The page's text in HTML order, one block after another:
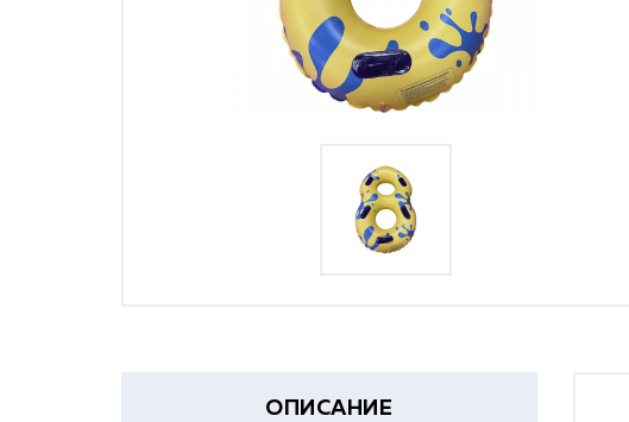
ОПИСАНИЕ